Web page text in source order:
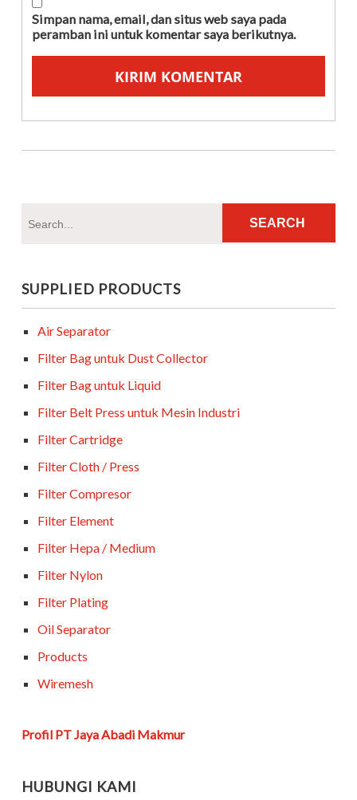
Simpan nama, email, dan situs web saya pada
peramban ini untuk komentar saya berikutnya.
SUPPLIED PRODUCTS
Air Separator
Filter Bag untuk Dust Collector
Filter Bag untuk Liquid
Filter Belt Press untuk Mesin Industri
Filter Cartridge
Filter Cloth / Press
Filter Compresor
Filter Element
Filter Hepa / Medium
Filter Nylon
Filter Plating
Oil Separator
Products
Wiremesh
Profil PT Jaya Abadi Makmur
HUBUNGI KAMI